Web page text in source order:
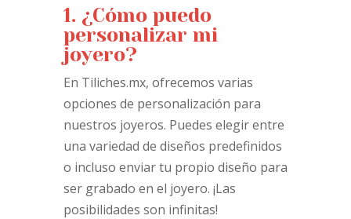
1. ¿Cómo puedo
personalizar mi
joyero?
En Tiliches.mx, ofrecemos varias
opciones de personalización para
nuestros joyeros. Puedes elegir entre
una variedad de diseños predefinidos
o incluso enviar tu propio diseño para
ser grabado en el joyero. ¡Las
posibilidades son infinitas!